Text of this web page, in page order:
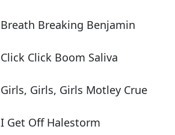
Breath Breaking Benjamin
Click Click Boom Saliva
Girls, Girls, Girls Motley Crue
I Get Off Halestorm